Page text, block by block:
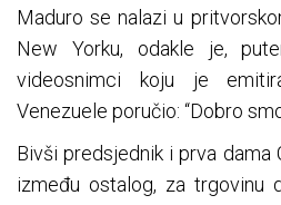
Maduro se nalazi u
New Yorku, odakle je,
videosnimci koju je
Venezuele poručio: “Dobro
Bivši predsjednik i prva dama
između ostalog, za trgovinu